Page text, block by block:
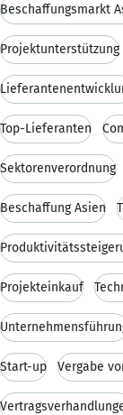
Beschaffungsmarkt
Projektunterstützung
Top-Lieferanten
Sektorenverordnung
Beschaffung Asien
Projekteinkauf
Start-up Vergabe